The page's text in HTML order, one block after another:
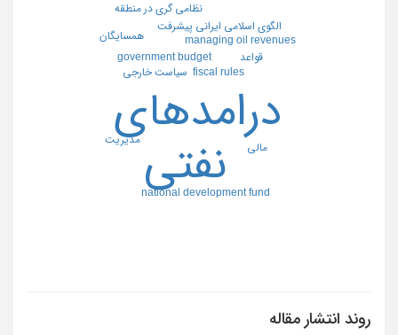
درامدهاي
نفتي
fiscal rules
government budget
managing oil revenues
national development fund
الگوي اسلامي ايراني پيشرفت
سياست خارجي
قواعد
مالي
مديريت
نظامي گري در منطقه
همسايگان
روند انتشار مقاله